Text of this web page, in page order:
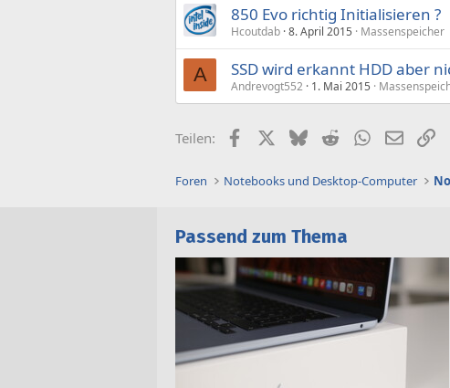
850 Evo richtig Initialisieren ?
Hcoutdab 8. April 2015 Massenspeicher
A SSD wird erkannt HDD aber
Andrevogt552 1. Mai 2015
Teilen: FacebookX (Twitter)
BlueskyRedditWhatsApp
E-Mail
Foren Notebooks und Desktop-Computer
Passend zum Thema